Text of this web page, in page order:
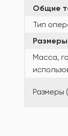
Общие
Тип
Масса,
Размеры